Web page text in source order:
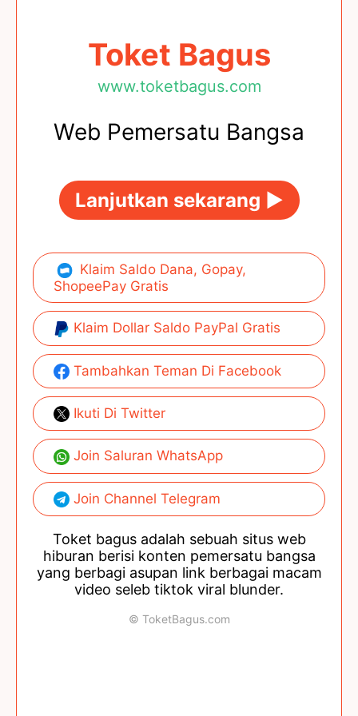
Toket Bagus
www.toketbagus.com
Web Pemersatu Bangsa
Lanjutkan sekarang ►
Klaim Saldo Dana, Gopay,
ShopeePay Gratis
Klaim Dollar Saldo PayPal Gratis
Tambahkan Teman Di Facebook
Ikuti Di Twitter
Join Saluran WhatsApp
Join Channel Telegram
Toket bagus adalah sebuah situs web
hiburan berisi konten pemersatu bangsa
yang berbagi asupan link berbagai macam
video seleb tiktok viral blunder.
© ToketBagus.com